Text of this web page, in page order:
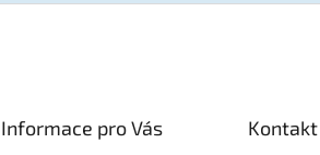
Informace pro Vás Kontakt